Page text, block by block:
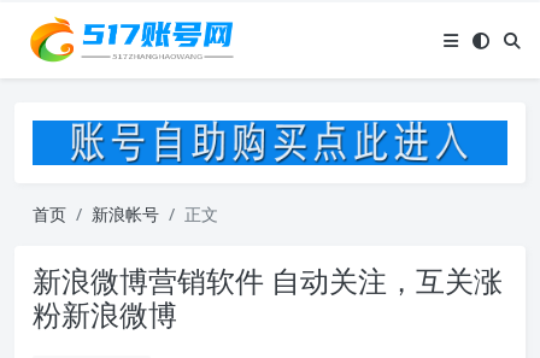
首页 新浪帐号 正文
新浪微博营销软件 自动关注，互关涨
粉新浪微博